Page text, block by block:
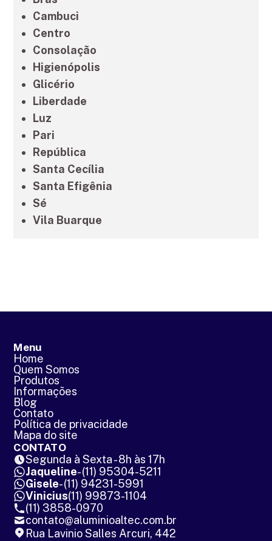
Cambuci
Centro
Consolação
Higienópolis
Glicério
Liberdade
Luz
Pari
República
Santa Cecília
Santa Efigênia
Sé
Vila Buarque
Menu
Home
Quem Somos
Produtos
Informações
Blog
Contato
Política de privacidade
Mapa do site
CONTATO
Segunda à Sexta - 8h às 17h
Jaqueline- (11) 95304-5211
Gisele- (11) 94231-5991
Vinicius(11) 99873-1104
(11) 3858-0970
contato@aluminioaltec.com.br
Rua Lavinio Salles Arcuri, 442